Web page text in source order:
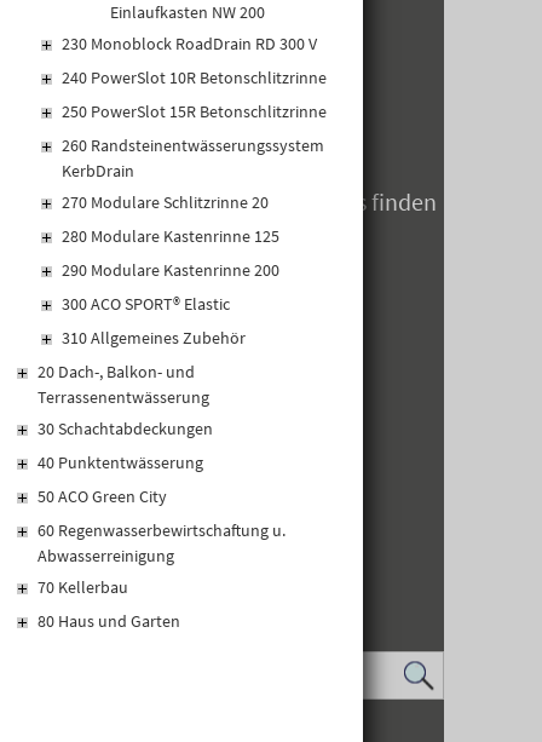
Einlaufkasten NW 200
230 Monoblock RoadDrain RD 300 V
240 PowerSlot 10R Betonschlitzrinne
250 PowerSlot 15R Betonschlitzrinne
260 Randsteinentwässerungssystem
KerbDrain
270 Modulare Schlitzrinne 20
280 Modulare Kastenrinne 125
290 Modulare Kastenrinne 200
300 ACO SPORT® Elastic
310 Allgemeines Zubehör
20 Dach-, Balkon- und
Terrassenentwässerung
30 Schachtabdeckungen
40 Punktentwässerung
50 ACO Green City
60 Regenwasserbewirtschaftung u.
Abwasserreinigung
70 Kellerbau
80 Haus und Garten
ÖFFNUNGSZEITEN
MO-DO:
06:30 - 17:00 Uhr
06:30 - 14:00 Uhr
geschlossen
Öffnungszeiten zum Jahreswechsels finden
Sie hier